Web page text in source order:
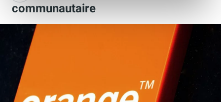
communautaire